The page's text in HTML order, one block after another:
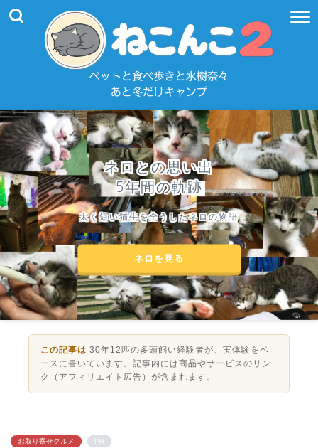
ネロとの思い出
5年間の軌跡
太く短い猫生を全うしたネロの物語
ネロを見る
この記事は 30年12匹の多頭飼い経験者が、実体験をベ
ースに書いています。記事内には商品やサービスのリン
ク（アフィリエイト広告）が含まれます。
お取り寄せグルメ PR